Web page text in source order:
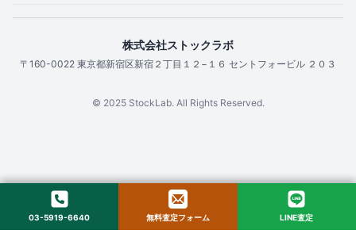
株式会社ストックラボ
〒160-0022 東京都新宿区新宿２丁目１２−１６ セントフォービル ２０３
© 2025 StockLab. All Rights Reserved.
03-5919-6640 無料査定フォーム LINE査定